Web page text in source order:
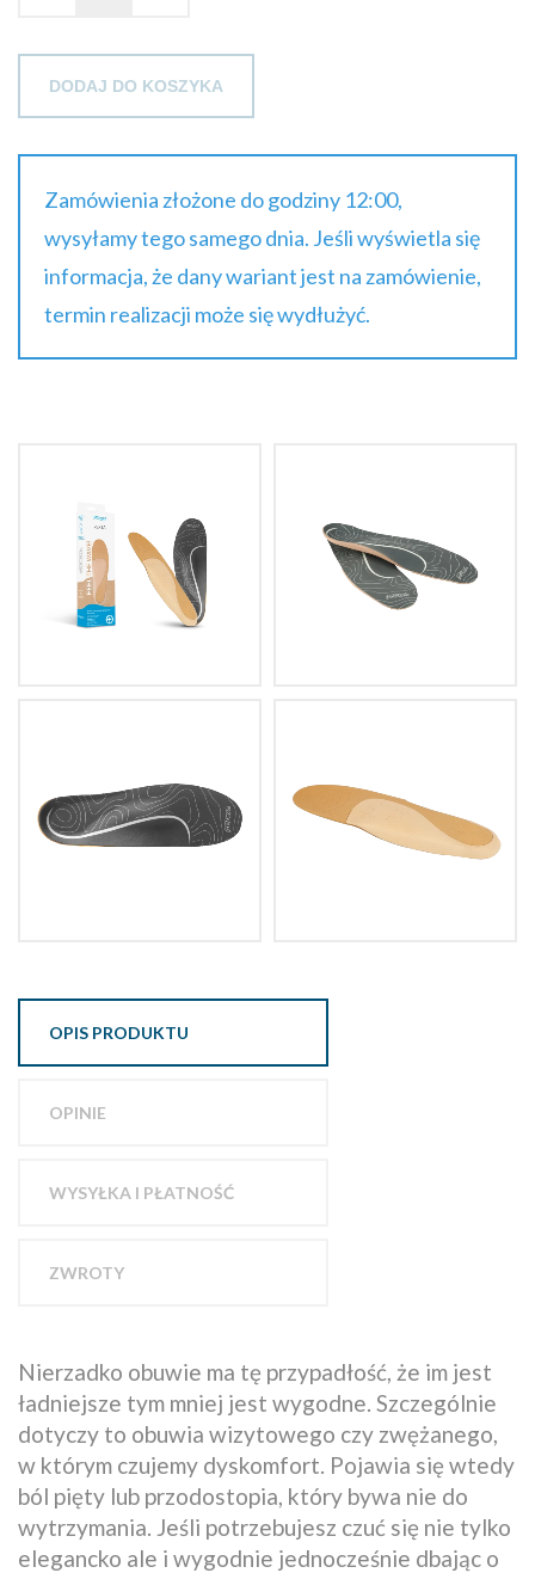
DODAJ DO KOSZYKA
Zamówienia złożone do godziny 12:00,
wysyłamy tego samego dnia. Jeśli wyświetla się
informacja, że dany wariant jest na zamówienie,
termin realizacji może się wydłużyć.
OPIS PRODUKTU
OPINIE
WYSYŁKA I PŁATNOŚĆ
ZWROTY
Nierzadko obuwie ma tę przypadłość, że im jest
ładniejsze tym mniej jest wygodne. Szczególnie
dotyczy to obuwia wizytowego czy zwężanego,
w którym czujemy dyskomfort. Pojawia się wtedy
ból pięty lub przodostopia, który bywa nie do
wytrzymania. Jeśli potrzebujesz czuć się nie tylko
elegancko ale i wygodnie jednocześnie dbając o